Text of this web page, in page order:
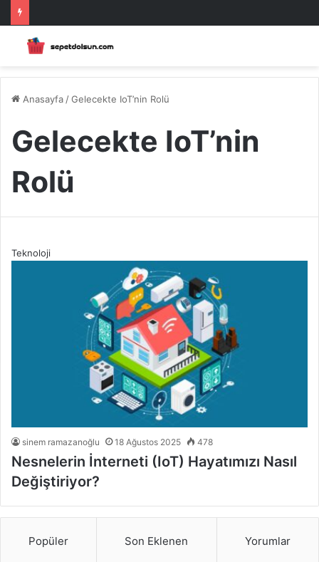
Anasayfa /Gelecekte IoT’nin Rolü
Gelecekte IoT’nin
Rolü
Teknoloji
sinem ramazanoğlu 18 Ağustos 2025 478
Nesnelerin İnterneti (IoT) Hayatımızı Nasıl
Değiştiriyor?
Popüler Son Eklenen Yorumlar